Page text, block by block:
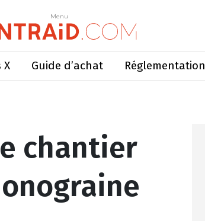
Menu
X Guide d’achat Réglementation
Menu
monograine 6 rangs ?
chantier